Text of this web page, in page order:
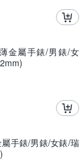
金屬手錶/男錶/女
手錶/男錶/女錶/瑞